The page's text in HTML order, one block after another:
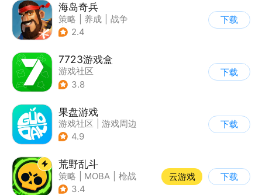
海岛奇兵
策略 养成
战争
| Q版
2.4
下载
7723游戏盒
游戏社区
3.8
下载
果盘游戏
游戏社区
游戏周边
4.9
下载
荒野乱斗
策略 MOBA
枪战
| 3v3
3.4
云游戏 下载